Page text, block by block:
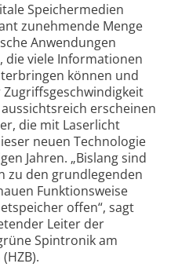
Speichermedien
zunehmende Menge
Anwendungen
die viele Informationen
können und
erscheinen
die mit Laserlicht
neuen Technologie
Jahren. „Bislang sind
zu den grundlegenden
Funktionsweise
offen“, sagt
Leiter der
Spintronik am